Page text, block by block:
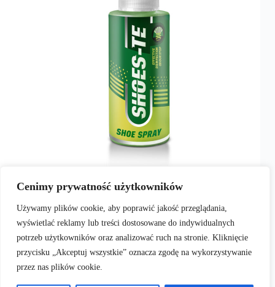
Cenimy prywatność użytkowników
Używamy plików cookie, aby poprawić jakość przeglądania,
wyświetlać reklamy lub treści dostosowane do indywidualnych
potrzeb użytkowników oraz analizować ruch na stronie. Kliknięcie
przycisku „Akceptuj wszystkie” oznacza zgodę na wykorzystywanie
przez nas plików cookie.
Wszystko o butach to portal, który skupia fanów
streetwearu w najlepszym wydaniu. Buty to bez
dwóch zdań nasza ogromna pasja – godzinami
możemy rozmawiać o ulubionych modelach i
brandach. Staramy się również odpowiadać na
wasze pytania i problemy związane z…
admin
2017-09-15